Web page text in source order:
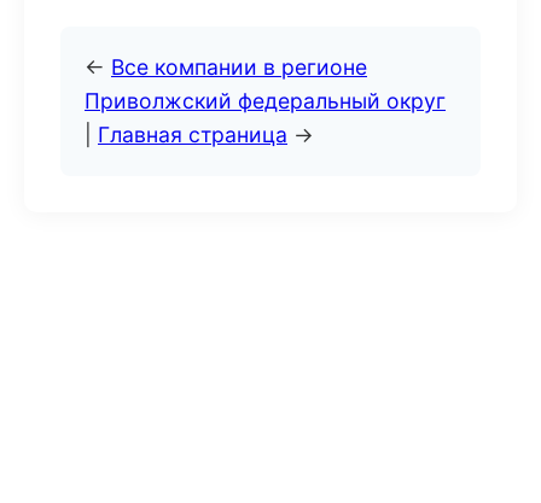
← Все компании в регионе
Приволжский федеральный округ
Главная страница →